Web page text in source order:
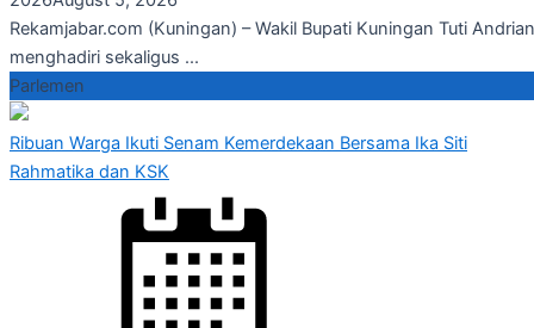
Rekamjabar.com (Kuningan) – Wakil Bupati Kuningan Tuti
menghadiri sekaligus ...
Parlemen
Ribuan Warga Ikuti Senam Kemerdekaan Bersama Ika Siti
Rahmatika dan KSK